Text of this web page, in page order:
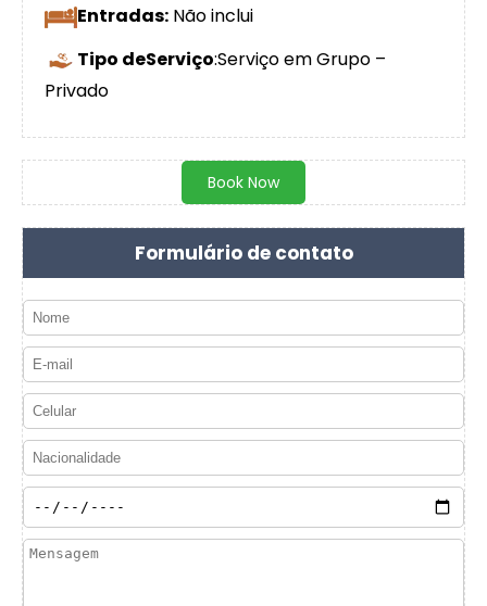
Entradas: Não inclui
Tipo deServiço:Serviço em Grupo –
Privado
Book Now
Formulário de contato